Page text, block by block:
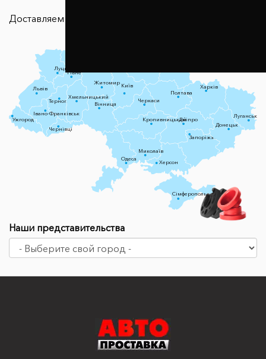
Доставляем в любую точку страны
Сімферополь
Луцьк
Київ
Житомир
Тернопіль
Рівне
Львів
Дніпро
Кропивницький
Харків
Полтава
Черкаси
Запоріжжя
Херсон
Донецьк
Луганськ
Ужгород
Чернівці
Вінниця
Хмельницький
Івано-Франківськ
Миколаїв
Одеса
Наши представительства